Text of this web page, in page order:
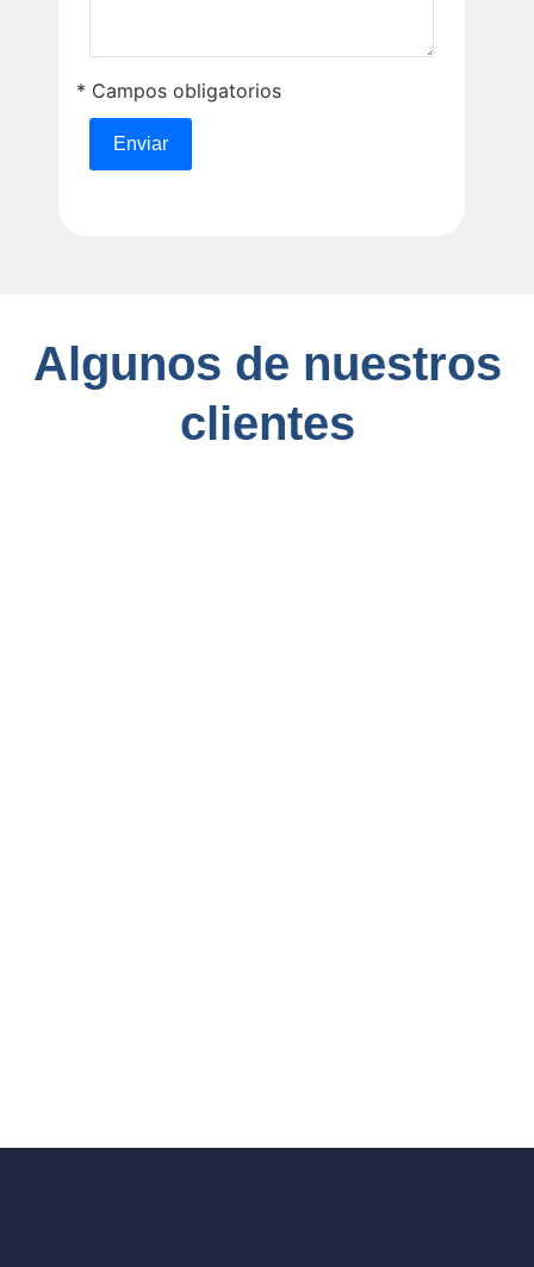
* Campos obligatorios
Algunos de nuestros
clientes